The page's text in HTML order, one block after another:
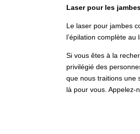
Laser pour les
Le laser pour jambes
l’épilation complète
Si vous êtes à la
privilégié des
que nous traitions une
là pour vous. Appelez-